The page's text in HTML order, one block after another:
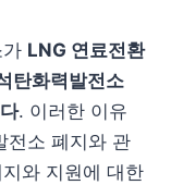
LNG 연료전환
탄화력발전소
. 이러한 이유
전소 폐지와 관
와 지원에 대한